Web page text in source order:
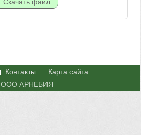
Контакты
Карта сайта
ООО АРНЕБИЯ